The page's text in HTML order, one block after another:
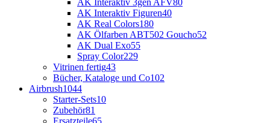
AK Interaktiv 3gen AFV80
AK Interaktiv Figuren40
AK Real Colors180
AK Ölfarben ABT502 Goucho52
AK Dual Exo55
Spray Color229
Vitrinen fertig43
Bücher, Kataloge und Co102
Airbrush1044
Starter-Sets10
Zubehör81
Ersatzteile65